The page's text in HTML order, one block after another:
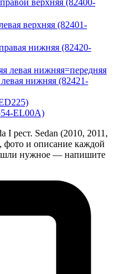
верхняя (82400-
верхняя (82401-
нижняя (82420-
левая нижняя=передняя
левая нижняя (82421-
EL00A)
I рест. Sedan (2010, 2011,
фото и описание каждой
нужное — напишите